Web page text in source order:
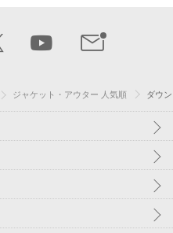
ジャケット・アウター 人気順 ダウ